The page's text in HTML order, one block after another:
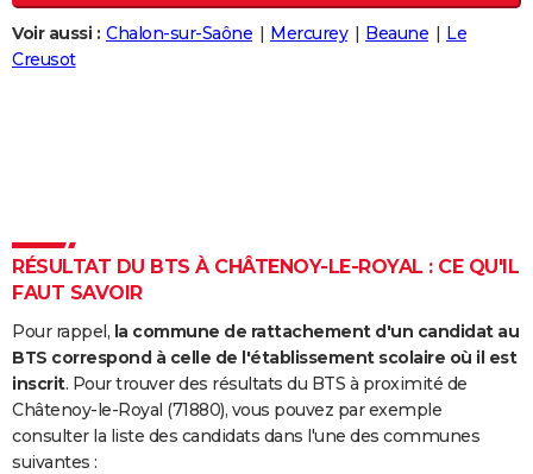
Destinations
City break
Voyage nature
Voyage de noces
Forum
Climat
+
PHOTO
Dictionnaire
Biographies
Citations
Expressions
Proverbes
PROGRAMME TV
S'inscrire
Se connecter
Lycées
Collèges
Primaires
Universités
Entreprises
Service militaire
Avis de recherche
AVIS DE DÉCÈS
FORUM
Bricolage
Lifestyle
Culture
Sport
Auto
Television
Voyage
Cinema
Voir aussi : Chalon-sur-Saône Mercurey Beaune
Le
Creusot
RÉSULTAT DU BTS À CHÂTENOY-LE-ROYAL : CE QU'IL
FAUT SAVOIR
Pour rappel, la commune de rattachement d'un candidat au
BTS correspond à celle de l'établissement scolaire où il est
inscrit. Pour trouver des résultats du BTS à proximité de
Châtenoy-le-Royal (71880), vous pouvez par exemple
consulter la liste des candidats dans l'une des communes
suivantes :